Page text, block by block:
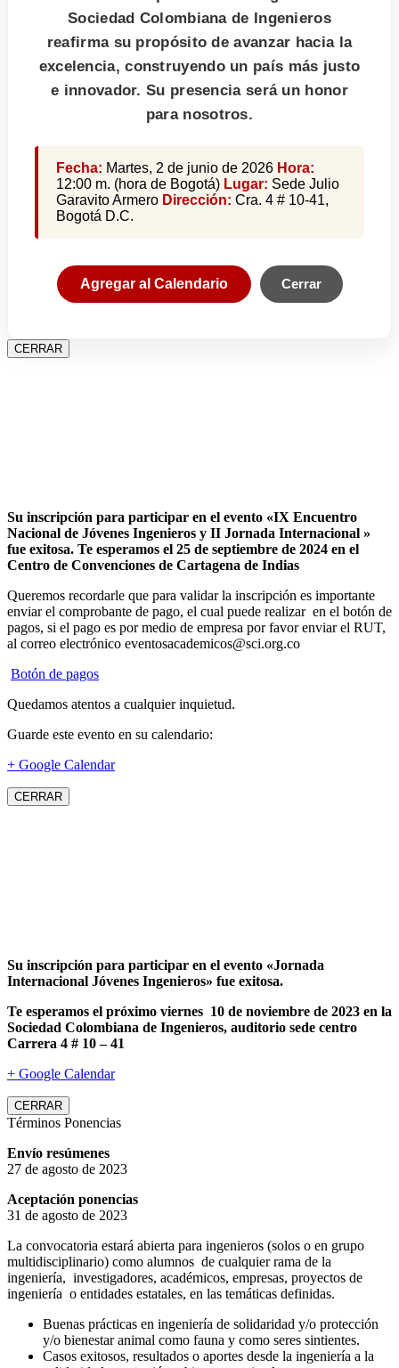
Sociedad Colombiana de Ingenieros
reafirma su propósito de avanzar hacia la
excelencia, construyendo un país más justo
e innovador. Su presencia será un honor
para nosotros.
Fecha: Martes, 2 de junio de 2026 Hora:
12:00 m. (hora de Bogotá) Lugar: Sede Julio
Garavito Armero Dirección: Cra. 4 # 10-41,
Bogotá D.C.
Agregar al Calendario Cerrar
CERRAR
Su inscripción para participar en el evento «IX Encuentro
Nacional de Jóvenes Ingenieros y II Jornada Internacional »
fue exitosa. Te esperamos el 25 de septiembre de 2024 en el
Centro de Convenciones de Cartagena de Indias
Queremos recordarle que para validar la inscripción es importante
enviar el comprobante de pago, el cual puede realizar en el botón de
pagos, si el pago es por medio de empresa por favor enviar el RUT,
al correo electrónico eventosacademicos@sci.org.co
Botón de pagos
Quedamos atentos a cualquier inquietud.
Guarde este evento en su calendario:
+ Google Calendar
CERRAR
Su inscripción para participar en el evento «Jornada
Internacional Jóvenes Ingenieros» fue exitosa.
Te esperamos el próximo viernes 10 de noviembre de 2023 en la
Sociedad Colombiana de Ingenieros, auditorio sede centro
Carrera 4 # 10 – 41
+ Google Calendar
CERRAR
Términos Ponencias
Envío resúmenes
27 de agosto de 2023
Aceptación ponencias
31 de agosto de 2023
La convocatoria estará abierta para ingenieros (solos o en grupo
multidisciplinario) como alumnos de cualquier rama de la
ingeniería, investigadores, académicos, empresas, proyectos de
ingeniería o entidades estatales, en las temáticas definidas.
Buenas prácticas en ingeniería de solidaridad y/o protección
y/o bienestar animal como fauna y como seres sintientes.
Casos exitosos, resultados o aportes desde la ingeniería a la